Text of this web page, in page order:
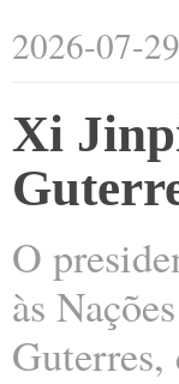
2026-07-29
Xi
O
às